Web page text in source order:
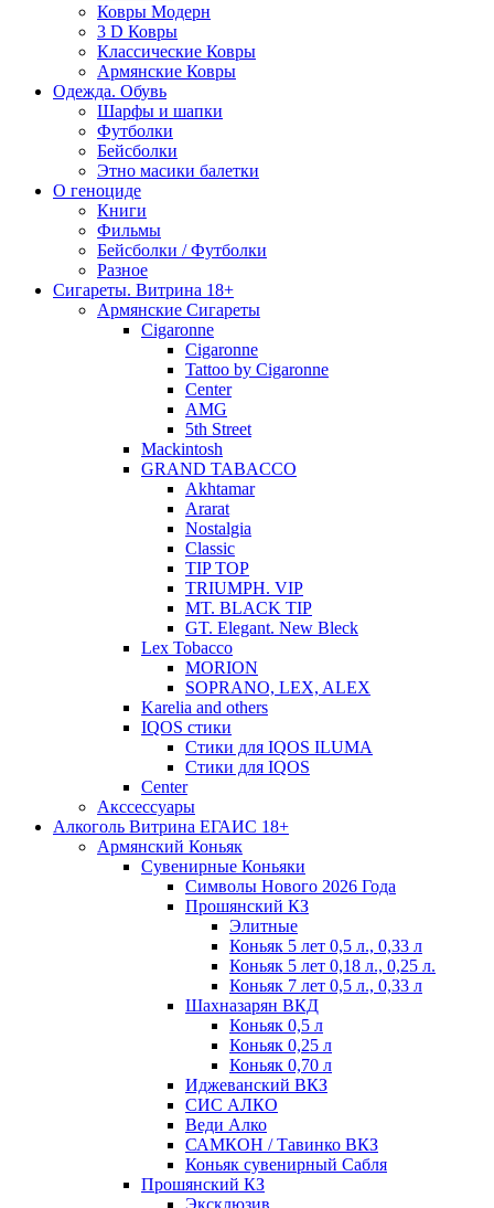
Ковры Модерн
3 D Ковры
Классические Ковры
Армянские Ковры
Одежда. Обувь
Шарфы и шапки
Футболки
Бейсболки
Этно масики балетки
О геноциде
Книги
Фильмы
Бейсболки / Футболки
Разное
Сигареты. Витрина 18+
Армянские Сигареты
Cigaronne
Cigaronne
Tattoo by Cigaronne
Center
AMG
5th Street
Mackintosh
GRAND TABACCO
Akhtamar
Ararat
Nostalgia
Classic
TIP TOP
TRIUMPH. VIP
MT. BLACK TIP
GT. Elegant. New Bleck
Lex Tobacco
MORION
SOPRANO, LEX, ALEX
Karelia and others
IQOS стики
Стики для IQOS ILUMA
Стики для IQOS
Сenter
Акссессуары
Алкоголь Витрина ЕГАИС 18+
Армянский Коньяк
Сувенирные Коньяки
Символы Нового 2026 Года
Прошянский КЗ
Элитные
Коньяк 5 лет 0,5 л., 0,33 л
Коньяк 5 лет 0,18 л., 0,25 л.
Коньяк 7 лет 0,5 л., 0,33 л
Шахназарян ВКД
Коньяк 0,5 л
Коньяк 0,25 л
Коньяк 0,70 л
Иджеванский ВКЗ
СИС АЛКО
Веди Алко
САМКОН / Тавинко ВКЗ
Коньяк сувенирный Сабля
Прошянский КЗ
Эксклюзив